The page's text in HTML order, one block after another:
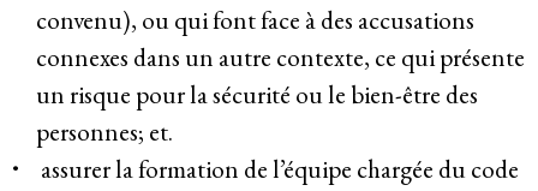
convenu), ou qui font face à des accusations
connexes dans un autre contexte, ce qui présente
un risque pour la sécurité ou le bien-être des
personnes; et.
assurer la formation de l’équipe chargée du code